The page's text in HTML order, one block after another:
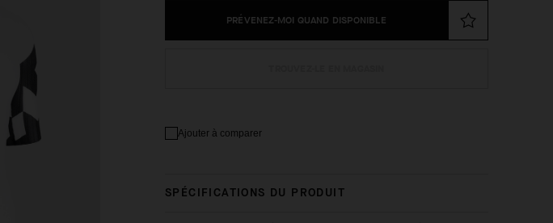
PRÉVENEZ-MOI QUAND DISPONIBLE
Ajouter à comparer
SPÉCIFICATIONS DU PRODUIT